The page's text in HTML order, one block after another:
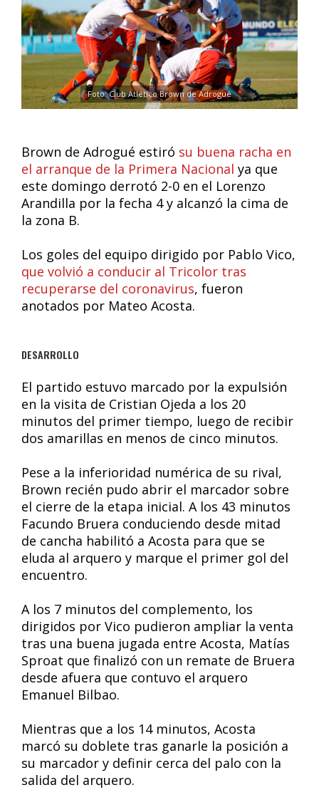
Foto: Club Atlético Brown de Adrogué
Brown de Adrogué estiró su buena racha en
el arranque de la Primera Nacional ya que
este domingo derrotó 2-0 en el Lorenzo
Arandilla por la fecha 4 y alcanzó la cima de
la zona B.
Los goles del equipo dirigido por Pablo Vico,
que volvió a conducir al Tricolor tras
recuperarse del coronavirus, fueron
anotados por Mateo Acosta.
DESARROLLO
El partido estuvo marcado por la expulsión
en la visita de Cristian Ojeda a los 20
minutos del primer tiempo, luego de recibir
dos amarillas en menos de cinco minutos.
Pese a la inferioridad numérica de su rival,
Brown recién pudo abrir el marcador sobre
el cierre de la etapa inicial. A los 43 minutos
Facundo Bruera conduciendo desde mitad
de cancha habilitó a Acosta para que se
eluda al arquero y marque el primer gol del
encuentro.
A los 7 minutos del complemento, los
dirigidos por Vico pudieron ampliar la venta
tras una buena jugada entre Acosta, Matías
Sproat que finalizó con un remate de Bruera
desde afuera que contuvo el arquero
Emanuel Bilbao.
Mientras que a los 14 minutos, Acosta
marcó su doblete tras ganarle la posición a
su marcador y definir cerca del palo con la
salida del arquero.